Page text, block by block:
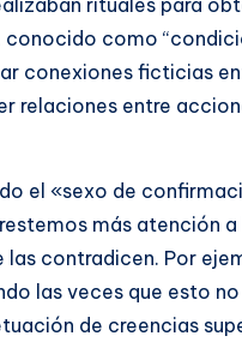
rituales para
como
conexiones ficticias
relaciones entre
el «sexo de
más atención
contradicen. Por
las veces que esto
de creencias